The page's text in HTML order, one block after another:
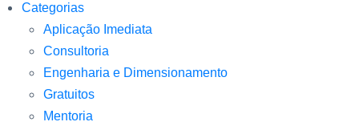
Categorias
Aplicação Imediata
Consultoria
Engenharia e Dimensionamento
Gratuitos
Mentoria